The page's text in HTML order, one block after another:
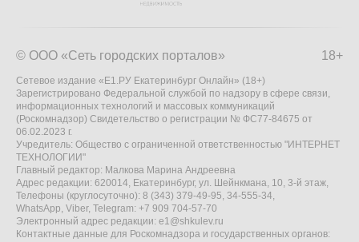
18+
© ООО «Сеть городских порталов»
Сетевое издание «Е1.РУ Екатеринбург Онлайн» (18+)
Зарегистрировано Федеральной службой по надзору в сфере связи,
информационных технологий и массовых коммуникаций
(Роскомнадзор) Свидетельство о регистрации № ФС77-84675 от
06.02.2023 г.
Учредитель: Общество с ограниченной ответственностью "ИНТЕРНЕТ
ТЕХНОЛОГИИ"
Главный редактор: Малкова Марина Андреевна
Адрес редакции: 620014, Екатеринбург, ул. Шейнкмана, 10, 3-й этаж,
Телефоны (круглосуточно): 8 (343) 379-49-95, 34-555-34,
WhatsApp, Viber, Telegram: +7 909 704-57-70
Электронный адрес редакции: e1@shkulev.ru
Контактные данные для Роскомнадзора и государственных органов: